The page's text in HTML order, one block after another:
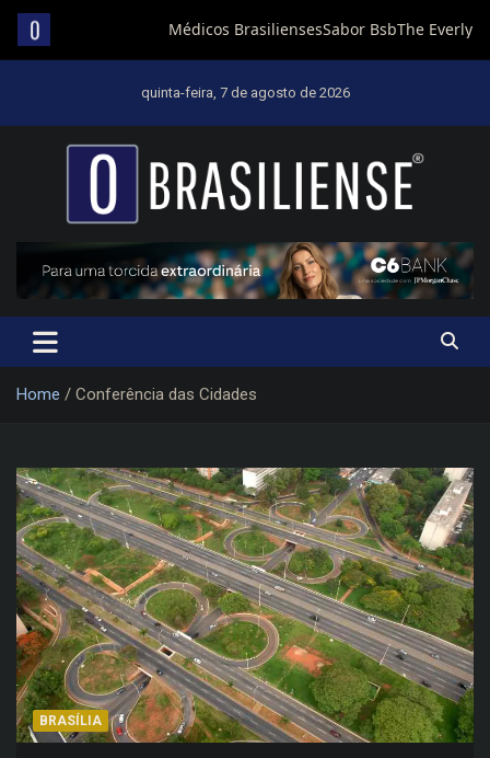
quinta-feira, 7 de agosto de 2026
Um diário de notícias que trabalha por Brasília
Home Conferência das Cidades
BRASÍLIA